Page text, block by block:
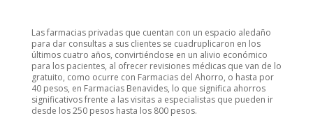
Las farmacias privadas que cuentan con un espacio aledaño
para dar consultas a sus clientes se cuadruplicaron en los
últimos cuatro años, convirtiéndose en un alivio económico
para los pacientes, al ofrecer revisiones médicas que van de lo
gratuito, como ocurre con Farmacias del Ahorro, o hasta por
40 pesos, en Farmacias Benavides, lo que significa ahorros
significativos frente a las visitas a especialistas que pueden ir
desde los 250 pesos hasta los 800 pesos.